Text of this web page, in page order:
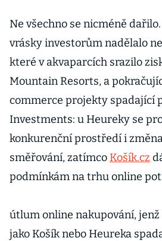
Ne všechno se nicméně
vrásky investorům nadělalo
které v akvaparcích srazilo
Mountain Resorts, a
commerce projekty spadající
Investments: u Heureky se
konkurenční prostředí i
směřování, zatímco Košík.cz
podmínkám na trhu online
útlum online nakupování,
jako Košík nebo Heureka